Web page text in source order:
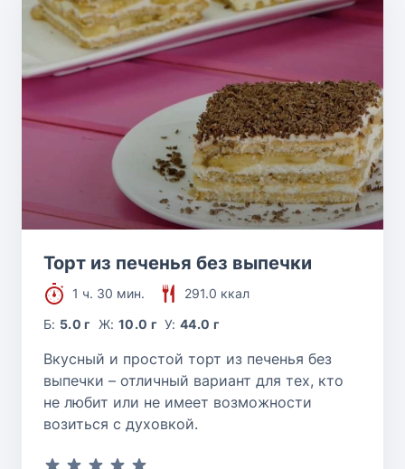
Торт из печенья без выпечки
1 ч. 30 мин.
291.0 ккал
Б: 5.0 г Ж: 10.0 г У:44.0 г
Вкусный и простой торт из печенья без
выпечки – отличный вариант для тех, кто
не любит или не имеет возможности
возиться с духовкой.